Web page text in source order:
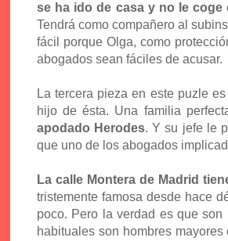
se ha ido de casa y no le
Tendrá como compañero al
fácil porque Olga, como
abogados sean fáciles de acusar.
La tercera pieza en este puzle
hijo de ésta. Una familia
apodado Herodes. Y su jefe le
que uno de los abogados
La calle Montera de Madrid
tristemente famosa desde hace
poco. Pero la verdad es que
habituales son hombres